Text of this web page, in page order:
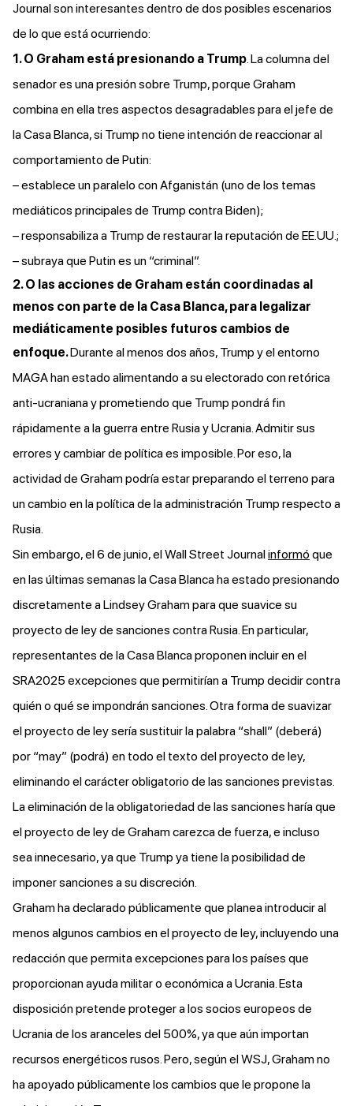
Journal son interesantes dentro de dos posibles escenarios
de lo que está ocurriendo:
1. O Graham está presionando a Trump. La columna del
senador es una presión sobre Trump, porque Graham
combina en ella tres aspectos desagradables para el jefe de
la Casa Blanca, si Trump no tiene intención de reaccionar al
comportamiento de Putin:
– establece un paralelo con Afganistán (uno de los temas
mediáticos principales de Trump contra Biden);
– responsabiliza a Trump de restaurar la reputación de EE.UU.;
– subraya que Putin es un “criminal”.
2. O las acciones de Graham están coordinadas al
menos con parte de la Casa Blanca, para legalizar
mediáticamente posibles futuros cambios de
enfoque.Durante al menos dos años, Trump y el entorno
MAGA han estado alimentando a su electorado con retórica
anti-ucraniana y prometiendo que Trump pondrá fin
rápidamente a la guerra entre Rusia y Ucrania. Admitir sus
errores y cambiar de política es imposible. Por eso, la
actividad de Graham podría estar preparando el terreno para
un cambio en la política de la administración Trump respecto a
Rusia.
Sin embargo, el 6 de junio, el Wall Street Journalinformó que
en las últimas semanas la Casa Blanca ha estado presionando
discretamente a Lindsey Graham para que suavice su
proyecto de ley de sanciones contra Rusia. En particular,
representantes de la Casa Blanca proponen incluir en el
SRA2025 excepciones que permitirían a Trump decidir contra
quién o qué se impondrán sanciones. Otra forma de suavizar
el proyecto de ley sería sustituir la palabra “shall” (deberá)
por “may” (podrá) en todo el texto del proyecto de ley,
eliminando el carácter obligatorio de las sanciones previstas.
La eliminación de la obligatoriedad de las sanciones haría que
el proyecto de ley de Graham carezca de fuerza, e incluso
sea innecesario, ya que Trump ya tiene la posibilidad de
imponer sanciones a su discreción.
Graham ha declarado públicamente que planea introducir al
menos algunos cambios en el proyecto de ley, incluyendo una
redacción que permita excepciones para los países que
proporcionan ayuda militar o económica a Ucrania. Esta
disposición pretende proteger a los socios europeos de
Ucrania de los aranceles del 500%, ya que aún importan
recursos energéticos rusos. Pero, según el WSJ, Graham no
ha apoyado públicamente los cambios que le propone la